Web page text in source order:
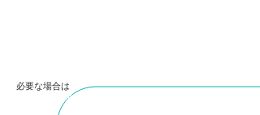
コンサルティングを実施（別途費用）
必要な場合は